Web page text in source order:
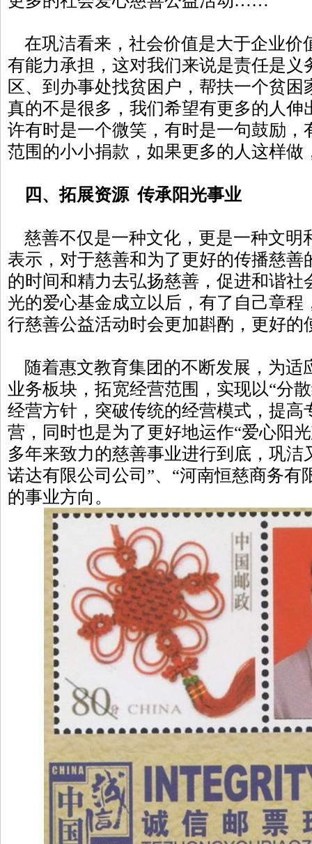
在巩洁看来，社会价值是大于企业价
有能力承担，这对我们来说是责任是义
区、到办事处找贫困户，帮扶一个贫
真的不是很多，我们希望有更多的人伸
许有时是一个微笑，有时是一句鼓励，
范围的小小捐款，如果更多的人这样做
四、拓展资源 传承阳光事业
慈善不仅是一种文化，更是一种文明
表示，对于慈善和为了更好的传播慈善
的时间和精力去弘扬慈善，促进和谐社
光的爱心基金成立以后，有了自己章程
行慈善公益活动时会更加斟酌，更好的
随着惠文教育集团的不断发展，为适
业务板块，拓宽经营范围，实现以“分
经营方针，突破传统的经营模式，提高
营，同时也是为了更好地运作“爱心阳
多年来致力的慈善事业进行到底，巩洁
诺达有限公司公司”、“河南恒慈商务有
的事业方向。